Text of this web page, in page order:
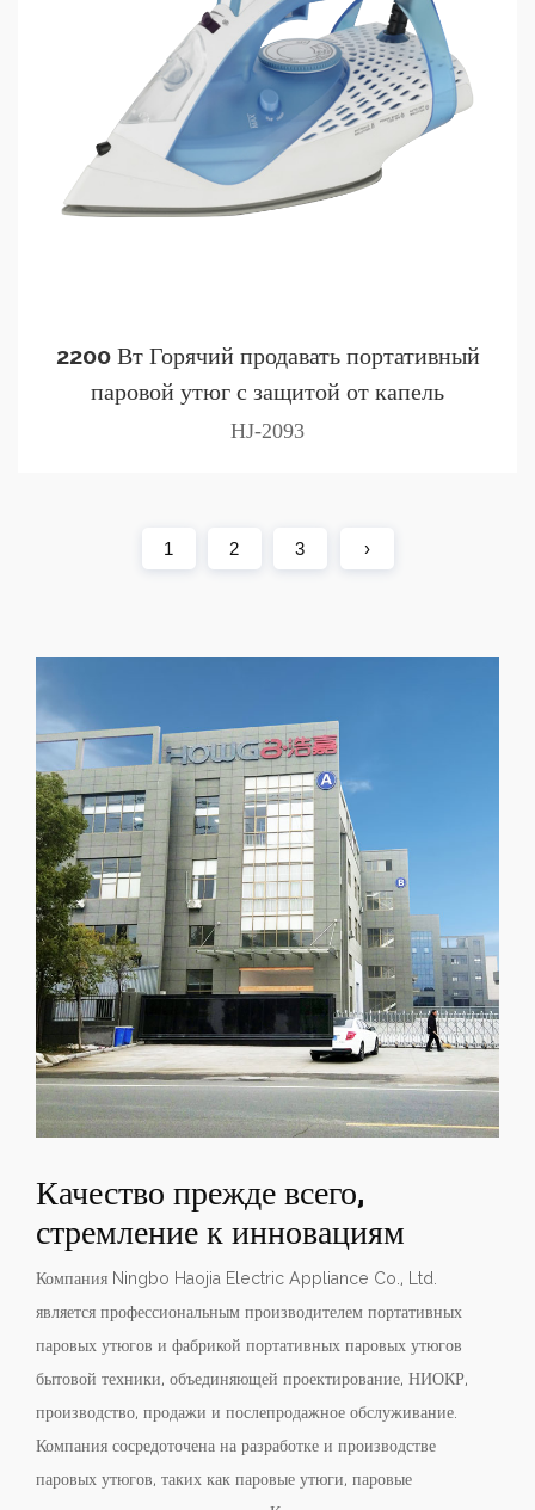
2200 Вт Горячий продавать портативный
паровой утюг с защитой от капель
HJ-2093
1 2 3 ›
Качество прежде всего,
стремление к инновациям
Компания Ningbo Haojia Electric Appliance Co., Ltd.
является профессиональным производителем портативных
паровых утюгов и фабрикой портативных паровых утюгов
бытовой техники, объединяющей проектирование, НИОКР,
производство, продажи и послепродажное обслуживание.
Компания сосредоточена на разработке и производстве
паровых утюгов, таких как паровые утюги, паровые